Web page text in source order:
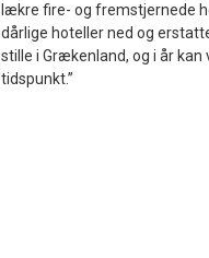
lækre fire- og fremstjernede
dårlige hoteller ned og
stille i Grækenland, og i år
tidspunkt.”